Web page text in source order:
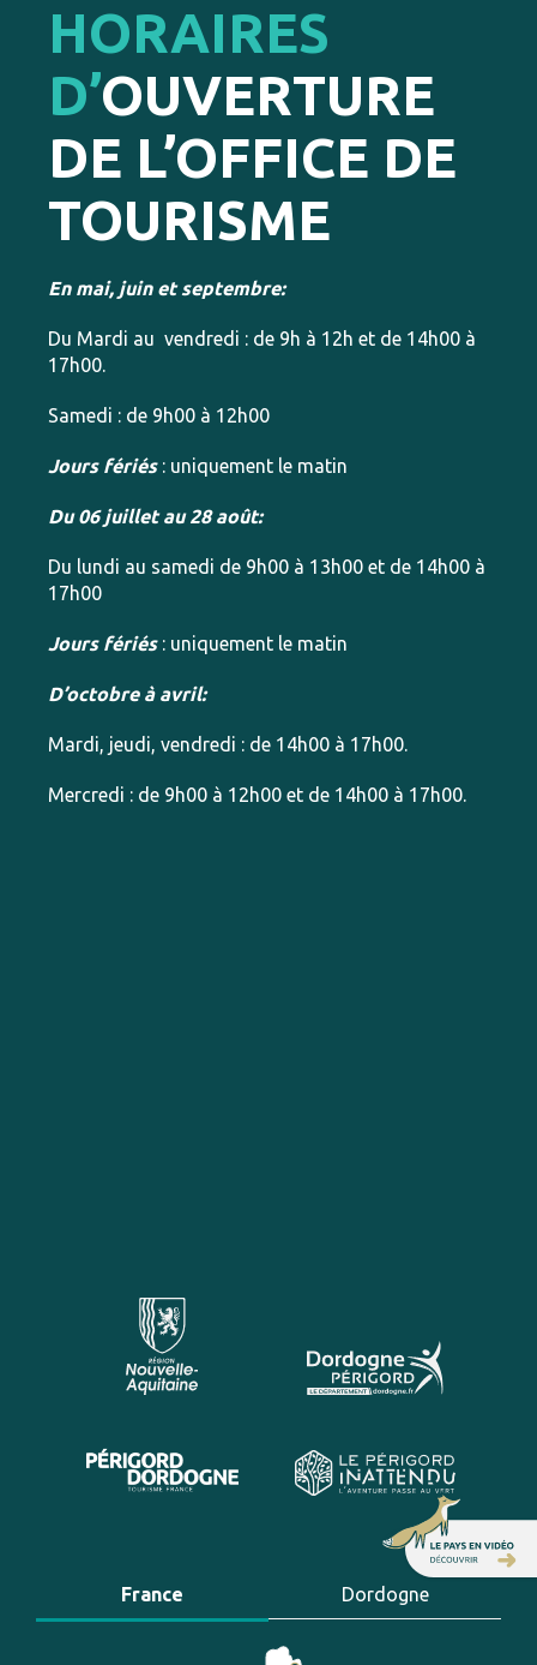
HORAIRES
D’OUVERTURE
DE L’OFFICE DE
TOURISME
En mai, juin et septembre:
Du Mardi au vendredi : de 9h à 12h et de 14h00 à
17h00.
Samedi : de 9h00 à 12h00
Jours fériés: uniquement le matin
Du 06 juillet au 28 août:
Du lundi au samedi de 9h00 à 13h00 et de 14h00 à
17h00
Jours fériés: uniquement le matin
D’octobre à avril:
Mardi, jeudi, vendredi : de 14h00 à 17h00.
Mercredi : de 9h00 à 12h00 et de 14h00 à 17h00.
France Dordogne